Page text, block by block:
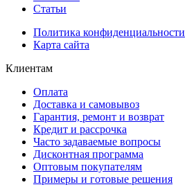
Статьи
Политика конфиденциальности
Карта сайта
Клиентам
Оплата
Доставка и самовывоз
Гарантия, ремонт и возврат
Кредит и рассрочка
Часто задаваемые вопросы
Дисконтная программа
Оптовым покупателям
Примеры и готовые решения